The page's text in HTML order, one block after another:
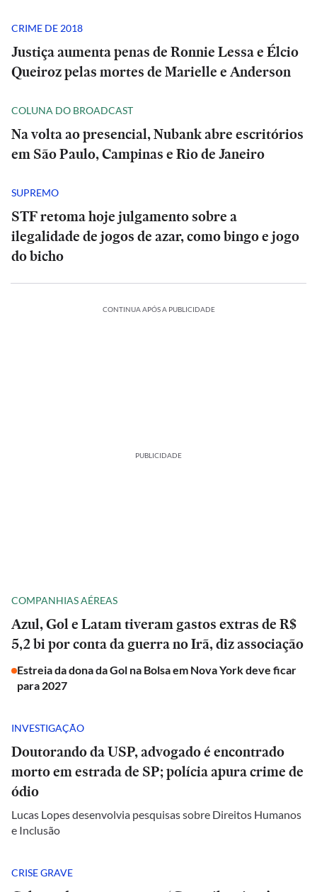
CRIME DE 2018
Justiça aumenta penas de Ronnie Lessa e Élcio
Queiroz pelas mortes de Marielle e Anderson
COLUNA DO BROADCAST
Na volta ao presencial, Nubank abre escritórios
em São Paulo, Campinas e Rio de Janeiro
SUPREMO
STF retoma hoje julgamento sobre a
ilegalidade de jogos de azar, como bingo e jogo
do bicho
CONTINUA APÓS A PUBLICIDADE
PUBLICIDADE
COMPANHIAS AÉREAS
Azul, Gol e Latam tiveram gastos extras de R$
5,2 bi por conta da guerra no Irã, diz associação
Estreia da dona da Gol na Bolsa em Nova York deve ficar
para 2027
INVESTIGAÇÃO
Doutorando da USP, advogado é encontrado
morto em estrada de SP; polícia apura crime de
ódio
Lucas Lopes desenvolvia pesquisas sobre Direitos Humanos
e Inclusão
CRISE GRAVE